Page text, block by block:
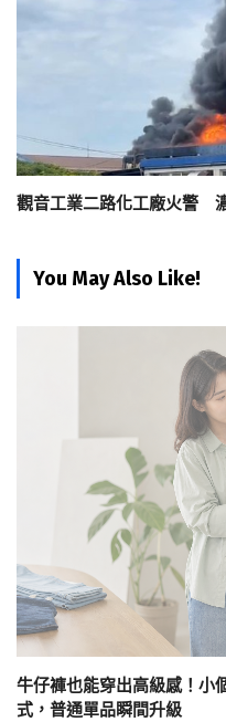
觀音工業二路化工廠火警
You May Also Like!
牛仔褲也能穿出高級感！小
式，普通單品瞬間升級